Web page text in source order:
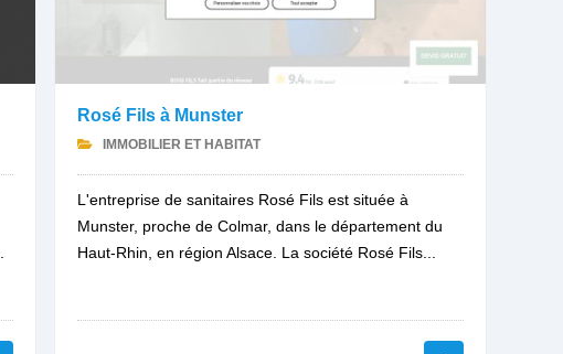
Rosé Fils à Munster
IMMOBILIER ET HABITAT
L'entreprise de sanitaires Rosé Fils est située à
Munster, proche de Colmar, dans le département du
Haut-Rhin, en région Alsace. La société Rosé Fils...